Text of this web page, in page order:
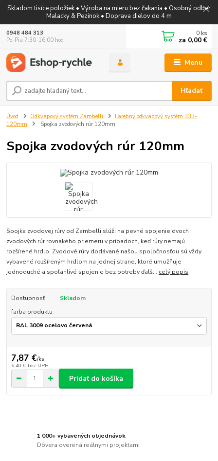
Skladom tisíce položiek • Výroba na mieru bez čakania • Osobný odber
Malacky & Pezinok • Doprava dielov do 4 m
Menu
Hľadať
0948 484 313
Po-Pia 7:30-16:00 hod
0 ks
za 0,00 €
Úvod Odkvapový systém Zambelli
Farebný odkvapový systém 333-
120mm
Spojka zvodových rúr 120mm
Spojka zvodových rúr 120mm
Spojka zvodovej rúry od Zambelli slúži na pevné spojenie dvoch
zvodových rúr rovnakého priemeru v prípadoch, keď rúry nemajú
rozšírené hrdlo. Zvodové rúry dodávané našou spoločnosťou sú vždy
vybavené rozšíreným hrdlom na jednej strane, ktoré umožňuje
jednoduché a spoľahlivé spojenie bez potreby ďalš... celý popis
Dostupnosť
Skladom
farba produktu
7,87 €/ks
6,40 € bez DPH
Pridať do košíka
1 000+ vybavených objednávok
Dôvera overená reálnymi projektami